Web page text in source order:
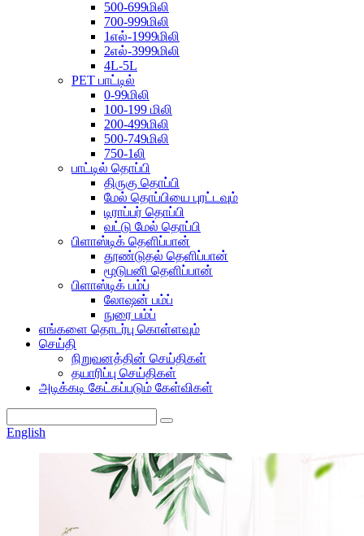
500-699மிலி
700-999மிலி
1எல்-1999மிலி
2எல்-3999மிலி
4L-5L
PET பாட்டில்
0-99மிலி
100-199 மிலி
200-499மிலி
500-749மிலி
750-1லி
பாட்டில் தொப்பி
திருகு தொப்பி
மேல் தொப்பியை புரட்டவும்
டிராப்பர் தொப்பி
வட்டு மேல் தொப்பி
பிளாஸ்டிக் தெளிப்பான்
தூண்டுதல் தெளிப்பான்
மூடுபனி தெளிப்பான்
பிளாஸ்டிக் பம்ப்
லோஷன் பம்ப்
நுரை பம்ப்
எங்களை தொடர்பு கொள்ளவும்
செய்தி
நிறுவனத்தின் செய்திகள்
தயாரிப்பு செய்திகள்
அடிக்கடி கேட்கப்படும் கேள்விகள்
English